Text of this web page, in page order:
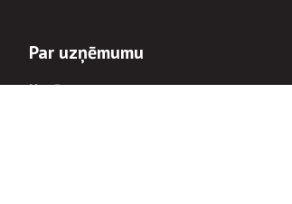
Par uzņēmumu
Uzņēmums